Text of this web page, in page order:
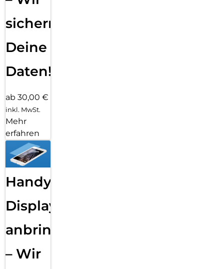
sichern
Deine
Daten!
ab 30,00 €
inkl. MwSt.
Mehr
erfahren
Handy
Displayfolie
anbringen
– Wir